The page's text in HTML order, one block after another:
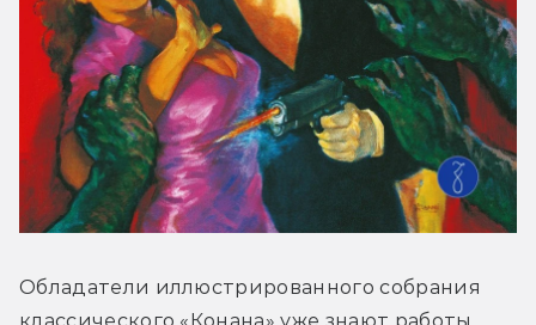
Обладатели иллюстрированного собрания
классического «Конана» уже знают работы